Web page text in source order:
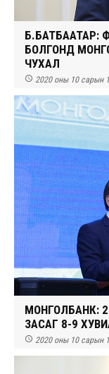
Б.БАТБААТАР:
БОЛГОНД
ЧУХАЛ
 2020 оны 10 сарын
МОНГОЛБАНК:
ЗАСАГ 8-9
 2020 оны 10 сарын